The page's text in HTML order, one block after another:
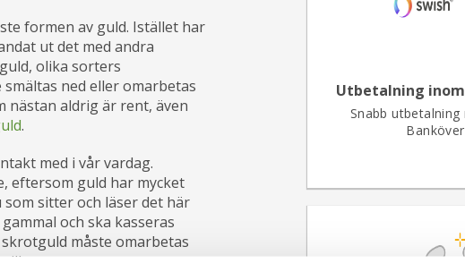
formen av guld. Istället har
ut det med andra
olika sorters
ned eller omarbetas
nästan aldrig är rent, även
.
med i vår vardag.
eftersom guld har mycket
sitter och läser det här
och ska kasseras
måste omarbetas
oss.
Utbetalning
Snabb